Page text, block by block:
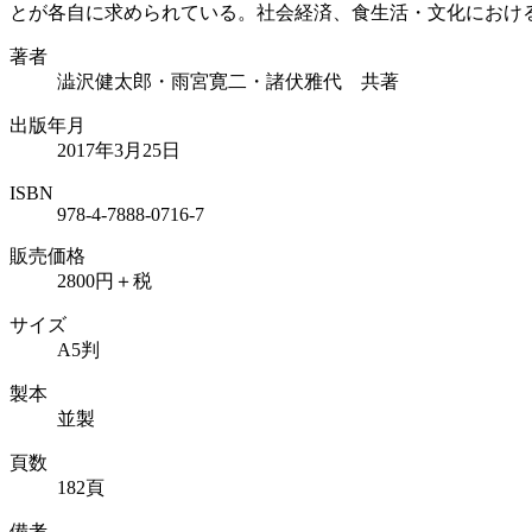
とが各自に求められている。社会経済、食生活・文化におけ
著者
澁沢健太郎・雨宮寛二・諸伏雅代 共著
出版年月
2017年3月25日
ISBN
978-4-7888-0716-7
販売価格
2800円＋税
サイズ
A5判
製本
並製
頁数
182頁